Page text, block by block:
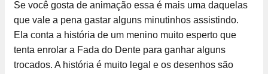
Se você gosta de animação essa é mais uma daquelas
que vale a pena gastar alguns minutinhos assistindo.
Ela conta a história de um menino muito esperto que
tenta enrolar a Fada do Dente para ganhar alguns
trocados. A história é muito legal e os desenhos são